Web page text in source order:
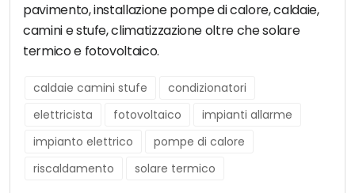
pavimento, installazione pompe di calore, caldaie,
camini e stufe, climatizzazione oltre che solare
termico e fotovoltaico.
caldaie camini stufe
condizionatori
elettricista
fotovoltaico
impianti allarme
impianto elettrico
pompe di calore
riscaldamento
solare termico